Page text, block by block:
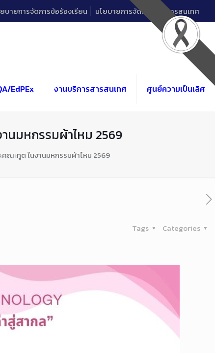
บายการจัดการข้อร้องเรียน นโยบายการจัดการด้านสารสนเทศ
EdPEx งานบริการสารสนเทศ ศูนย์ความเป็นเลิศ
มหกรรมผ้าไหม 2569
ะทูต ในงานมหกรรมผ้าไหม 2569
Categories
Tags